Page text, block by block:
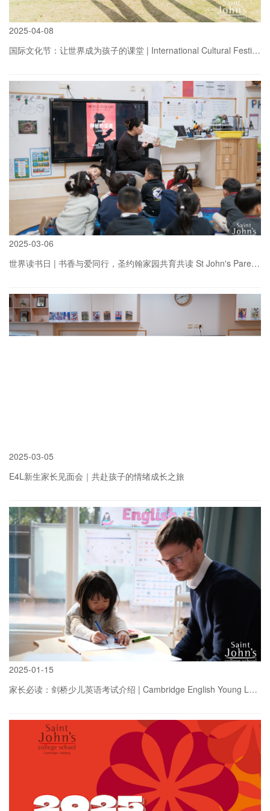
2025-04-08
国际文化节：让世界成为孩子的课堂 | International Cultural Festival
2025-03-06
世界读书日 | 书香与爱同行，圣约翰家园共育共读 St John's Parent Shared Reading
2025-03-05
E4L新生家长见面会｜共赴孩子的情绪成长之旅
2025-01-15
家长必读：剑桥少儿英语考试介绍 | Cambridge English Young Learners Exam
more